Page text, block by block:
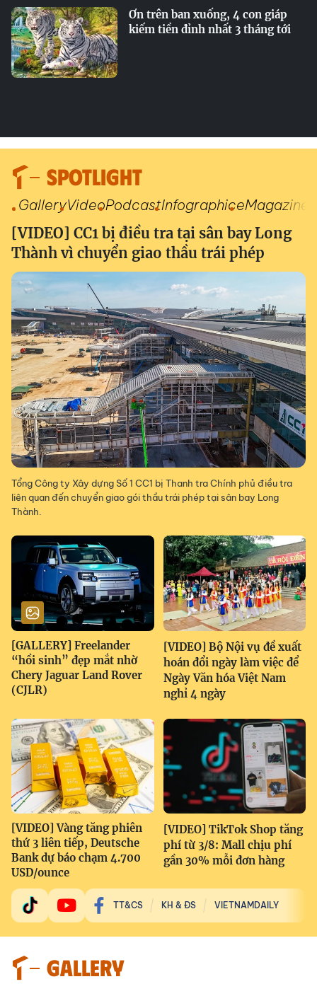
Ơn trên ban xuống, 4 con giáp
kiếm tiền đỉnh nhất 3 tháng tới
SPOTLIGHT
GalleryVideoPodcastInfographiceMagazine
[VIDEO] CC1 bị điều tra tại sân bay Long
Thành vì chuyển giao thầu trái phép
Tổng Công ty Xây dựng Số 1 CC1 bị Thanh tra Chính phủ điều tra
liên quan đến chuyển giao gói thầu trái phép tại sân bay Long
Thành.
[GALLERY] Freelander
“hồi sinh” đẹp mắt nhờ
Chery Jaguar Land Rover
(CJLR)
[VIDEO] Bộ Nội vụ đề xuất
hoán đổi ngày làm việc để
Ngày Văn hóa Việt Nam
nghỉ 4 ngày
[VIDEO] Vàng tăng phiên
thứ 3 liên tiếp, Deutsche
Bank dự báo chạm 4.700
USD/ounce
[VIDEO] TikTok Shop tăng
phí từ 3/8: Mall chịu phí
gần 30% mỗi đơn hàng
TT&CS KH & ĐS VIETNAMDAILY
GALLERY